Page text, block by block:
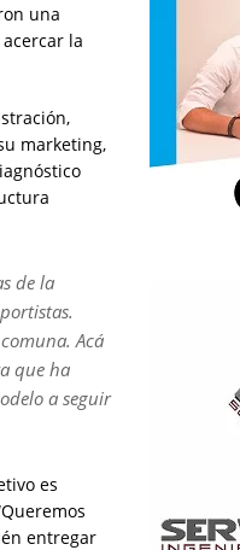
una
la
marketing,
de la
Acá
que ha
a seguir
es
entregar